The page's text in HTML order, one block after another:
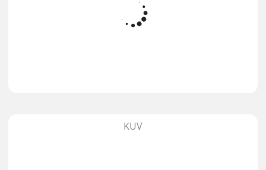
KUV